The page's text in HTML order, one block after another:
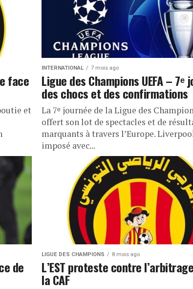
face
et
INTERNATIONAL 7 mois ago
Ligue des Champions UEFA – 7ᵉ
des chocs et des confirmations
La 7ᵉ journée de la Ligue des
offert son lot de spectacles et de
marquants à travers l’Europe.
imposé avec...
de
LIGUE DES CHAMPIONS 8 mois ago
L’EST proteste contre
la CAF